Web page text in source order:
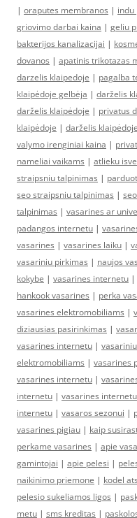
| oraputes membranos | indu
griovimo darbai kaina | geliu
bakterijos kanalizacijai |
dovanos | apatinis trikotazas
darzelis klaipedoje | pagalba
klaipėdoje gelbėja | darželis
darželis klaipėdoje | privatus
klaipėdoje | darželis klaipėdoje
valymo irenginiai kaina |
nameliai vaikams | atlieku
straipsniu talpinimas |
seo straipsniu talpinimas |
talpinimas | vasarines ar
padangos internetu |
vasarines | vasarines laiku |
vasariniu pirkimas | naujos
kokybe | vasarines internetu |
hankook vasarines | perka
vasarines elektromobiliams |
diziausias pasirinkimas |
vasarines internetu |
elektromobiliams | vasarines
vasarines internetu |
internetu | vasarines internetu
internetu | vasaros sezonui |
vasarines pigiau | kaip
perkame vasarines | apie
gamintojai | apie pelesi |
naikinimo priemone | kodel
pelesio sukeliamos ligos |
metu | sms kreditas |